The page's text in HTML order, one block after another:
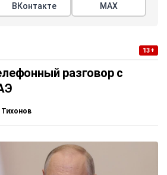
ВКонтакте МАХ
13+
разговор с